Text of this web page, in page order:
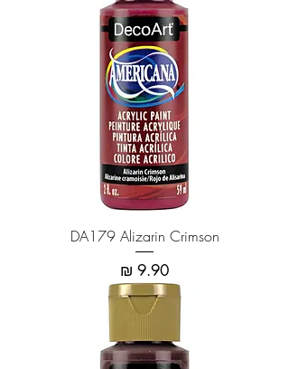
DA179 Alizarin Crimson
מחיר